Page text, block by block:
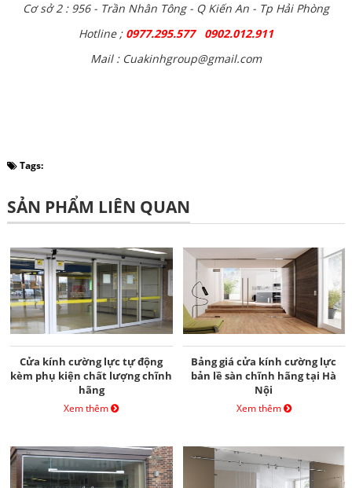
Cơ sở 2 : 956 - Trần Nhân Tông - Q Kiến An - Tp Hải Phòng
Hotline ; 0977.295.577 0902.012.911
Mail : Cuakinhgroup@gmail.com
Tags:
SẢN PHẨM LIÊN QUAN
Cửa kính cường lực tự động
kèm phụ kiện chất lượng chĩnh
hãng
Xem thêm
Bảng giá cửa kính cường lực
bản lề sàn chĩnh hãng tại Hà
Nội
Xem thêm